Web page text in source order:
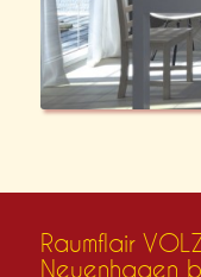
Raumflair
Neuenhagen